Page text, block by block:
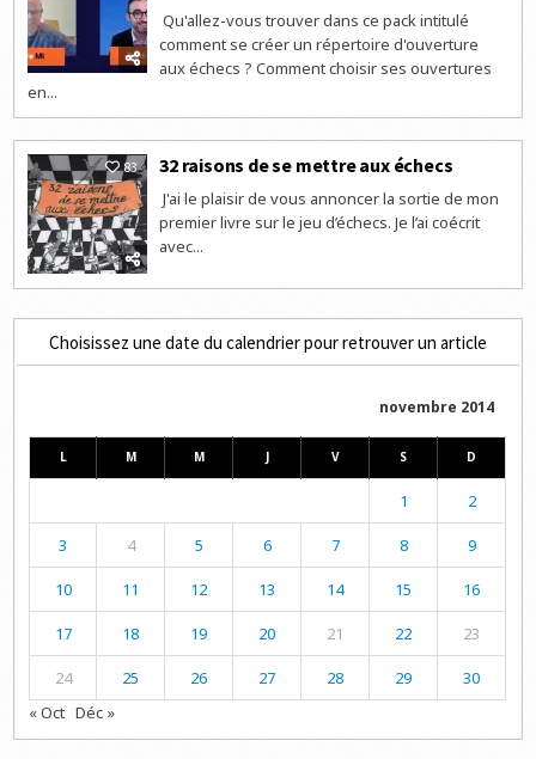
Qu'allez-vous trouver dans ce pack intitulé
comment se créer un répertoire d'ouverture
aux échecs ? Comment choisir ses ouvertures
en...
83 32 raisons de se mettre aux échecs
J'ai le plaisir de vous annoncer la sortie de mon
premier livre sur le jeu d’échecs. Je l’ai coécrit
avec...
Choisissez une date du calendrier pour retrouver un article
novembre 2014
L M M J V S D
1 2
3 4 5 6 7 8 9
10 11 12 13 14 15 16
17 18 19 20 21 22 23
24 25 26 27 28 29
30
« Oct Déc »